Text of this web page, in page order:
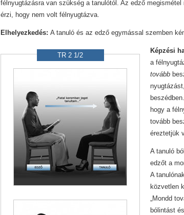
félnyugtázásra van szükség a tanulótól. Az edző
érzi, hogy nem volt félnyugtázva.
Elhelyezkedés: A tanuló és az edző egymással szemben
TR 2 1/2
Képzési
a
tovább
hogy a
tovább
éreztetjük
A tanuló
edzőt a
A
közvetlen
„Mondd
bólintást